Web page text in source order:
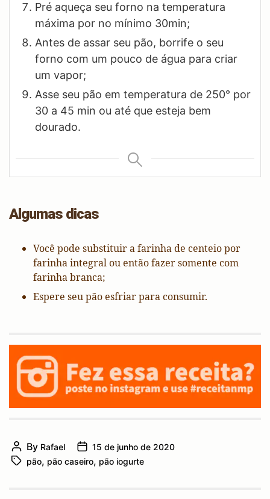
Pré aqueça seu forno na temperatura
máxima por no mínimo 30min;
Antes de assar seu pão, borrife o seu
forno com um pouco de água para criar
um vapor;
Asse seu pão em temperatura de 250° por
30 a 45 min ou até que esteja bem
dourado.
Algumas dicas
Você pode substituir a farinha de centeio por
farinha integral ou então fazer somente com
farinha branca;
Espere seu pão esfriar para consumir.
Post
author
By Rafael
Post
date
15 de junho de 2020
Tagspão, pão caseiro, pão iogurte